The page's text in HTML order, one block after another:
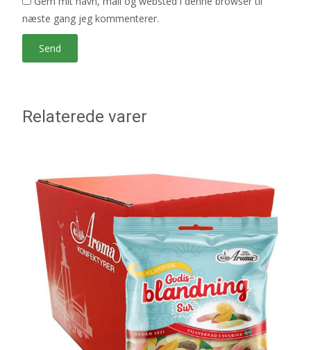
næste gang jeg kommenterer.
Relaterede varer